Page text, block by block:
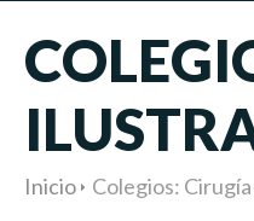
Inicio Colegios: